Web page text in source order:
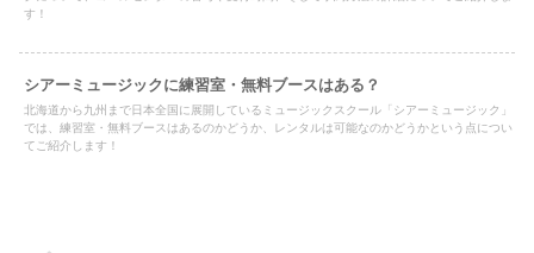
す！
シアーミュージックに練習室・無料ブースはある？
北海道から九州まで日本全国に展開しているミュージックスクール「シアーミュージック」
では、練習室・無料ブースはあるのかどうか、レンタルは可能なのかどうかという点につい
てご紹介します！